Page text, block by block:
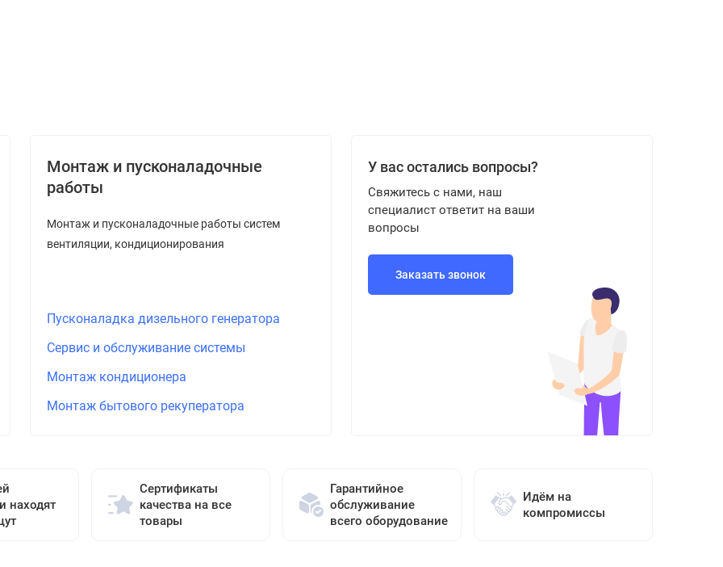
Монтаж и пусконаладочные
работы
Монтаж и пусконаладочные работы систем
вентиляции, кондиционирования
Пусконаладка дизельного генератора
Сервис и обслуживание системы
Монтаж кондиционера
Монтаж бытового рекуператора
У вас остались вопросы?
Свяжитесь с нами, наш
специалист ответит на ваши
вопросы
Заказать звонок
находят
Сертификаты
качества на все
товары
Гарантийное
обслуживание
всего оборудование
Идём на
компромиссы